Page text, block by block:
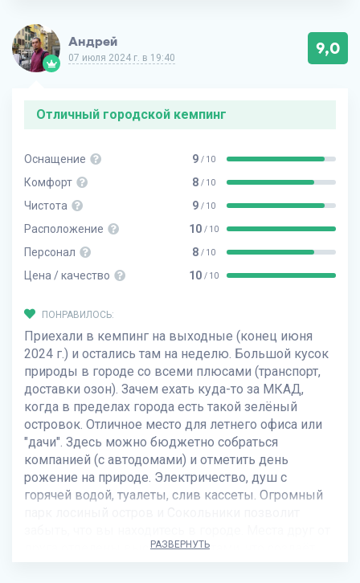
слабый, почти не ловит
Андрей
07 июля 2024 г. в 19:40 9,0
Отличный городской кемпинг
Оснащение 9 / 10
Комфорт 8 / 10
Чистота 9 / 10
Расположение 10 / 10
Персонал 8 / 10
Цена / качество 10 / 10
ПОНРАВИЛОСЬ:
Приехали в кемпинг на выходные (конец июня
2024 г.) и остались там на неделю. Большой кусок
природы в городе со всеми плюсами (транспорт,
доставки озон). Зачем ехать куда-то за МКАД,
когда в пределах города есть такой зелёный
островок. Отличное место для летнего офиса или
"дачи". Здесь можно бюджетно собраться
компанией (с автодомами) и отметить день
рожение на природе. Электричество, душ с
горячей водой, туалеты, слив кассеты. Огромный
парк лосиный остров и Сокольники позволит
друга отделены высокими кустами, что создаёт
РАЗВЕРНУТЬ